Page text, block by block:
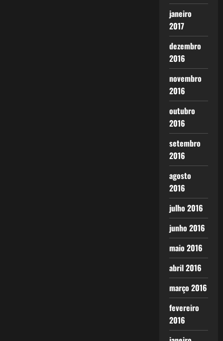
janeiro
2017
dezembro
2016
novembro
2016
outubro
2016
setembro
2016
agosto
2016
julho 2016
junho 2016
maio 2016
abril 2016
março 2016
fevereiro
2016